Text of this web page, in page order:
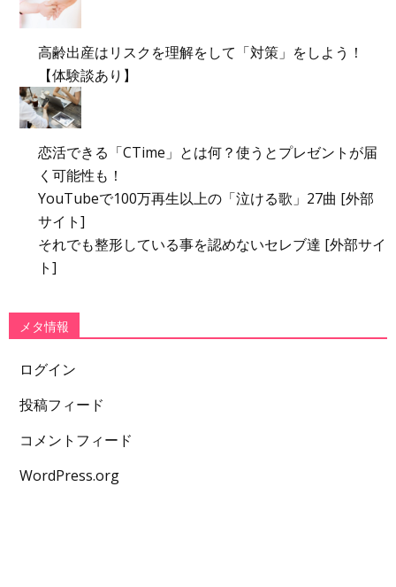
高齢出産はリスクを理解をして「対策」をしよう！
【体験談あり】
恋活できる「CTime」とは何？使うとプレゼントが届
く可能性も！
YouTubeで100万再生以上の「泣ける歌」27曲 [外部
サイト]
それでも整形している事を認めないセレブ達 [外部サイ
ト]
メタ情報
ログイン
投稿フィード
コメントフィード
WordPress.org